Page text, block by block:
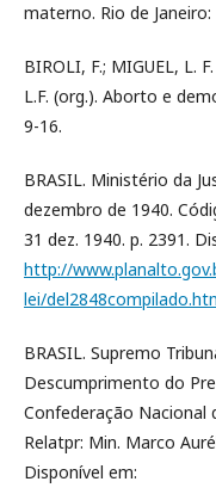
materno. Rio de
BIROLI, F.; MIGUEL, L.
L.F. (org.). Aborto e
9-16.
BRASIL. Ministério da
dezembro de 1940.
31 dez. 1940. p. 2391.
http://
lei/
BRASIL. Supremo
Descumprimento do
Confederação Nacional
Relatpr: Min. Marco
Disponível em: